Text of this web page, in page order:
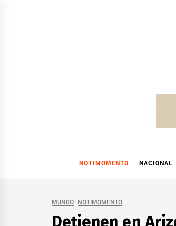
NOTIMOMENTO NACIONAL
MUNDO NOTIMOMENTO
Detienen en